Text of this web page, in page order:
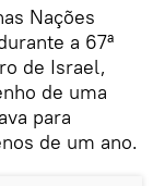
Nações
a 67ª
de Israel,
de uma
para
de um ano.